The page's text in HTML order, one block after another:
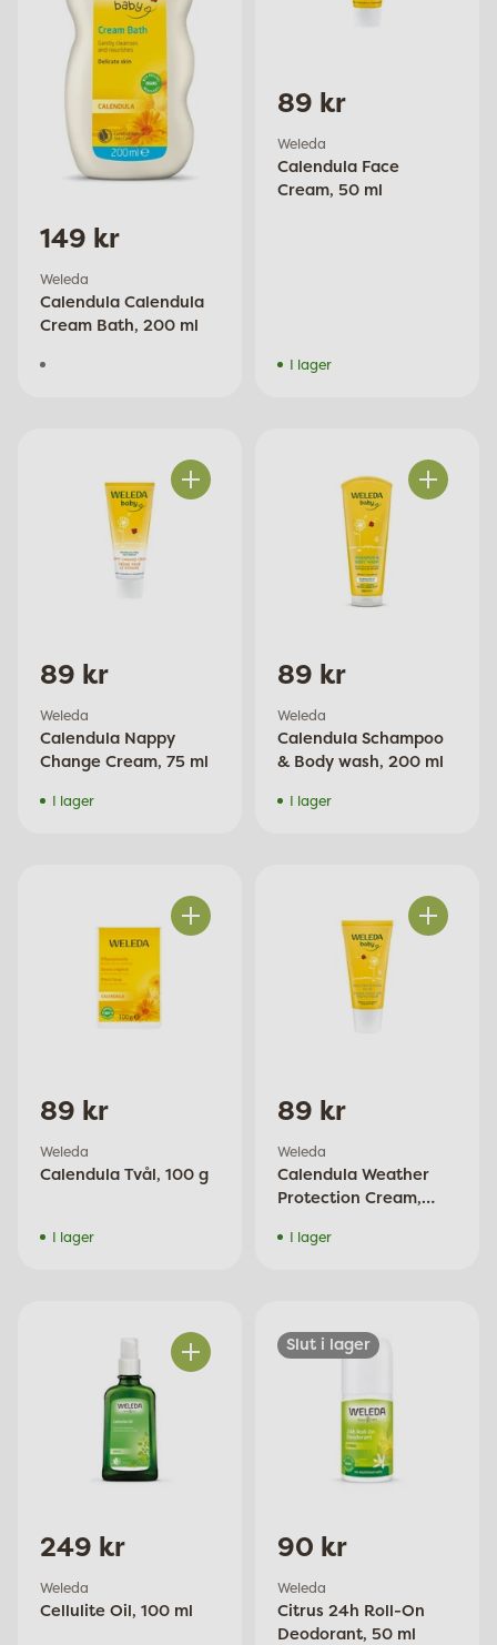
149 kr
Weleda
Calendula Calendula
Cream Bath, 200 ml
89 kr
Weleda
Calendula Face
Cream, 50 ml
I lager
Antal
89 kr
Weleda
Calendula Nappy
Change Cream, 75 ml
I lager
Antal
89 kr
Weleda
Calendula Schampoo
& Body wash, 200 ml
I lager
Antal
89 kr
Weleda
Calendula Tvål, 100 g
I lager
Antal
89 kr
Weleda
Calendula Weather
Protection Cream,
I lager
Antal
249 kr
Weleda
Cellulite Oil, 100 ml
Slut i lager
90 kr
Weleda
Citrus 24h Roll-On
Deodorant, 50 ml